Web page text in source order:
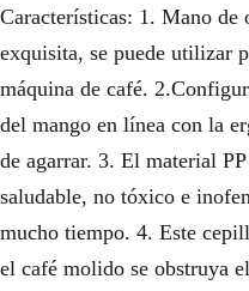
Características: 1. Mano de
exquisita, se puede utilizar
máquina de café.
del mango en línea con la
de agarrar. 3. El material
saludable, no tóxico e
mucho tiempo. 4. Este
el café molido se obstruya